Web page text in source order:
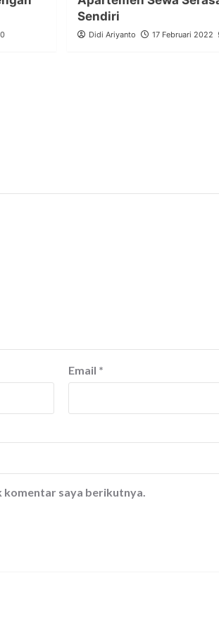
0
Sendiri
Didi Ariyanto 17 Februari 2022
Email *
komentar saya berikutnya.